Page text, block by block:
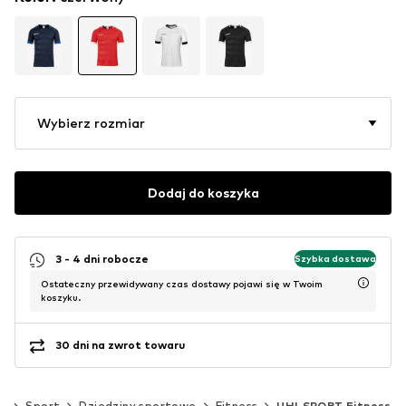
Wybierz rozmiar
Dodaj do koszyka
3 - 4 dni robocze Szybka dostawa
Ostateczny przewidywany czas dostawy pojawi się w Twoim
koszyku.
30 dni na zwrot towaru